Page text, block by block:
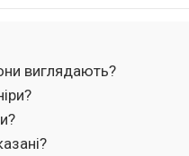
виглядають?